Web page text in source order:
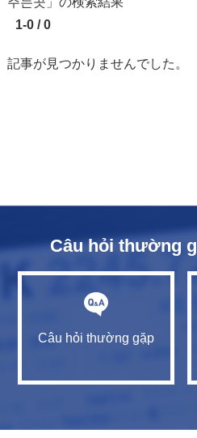
1-0 / 0
記事が見つかりませんでした。
Câu hỏi thường
Câu hỏi thường gặp